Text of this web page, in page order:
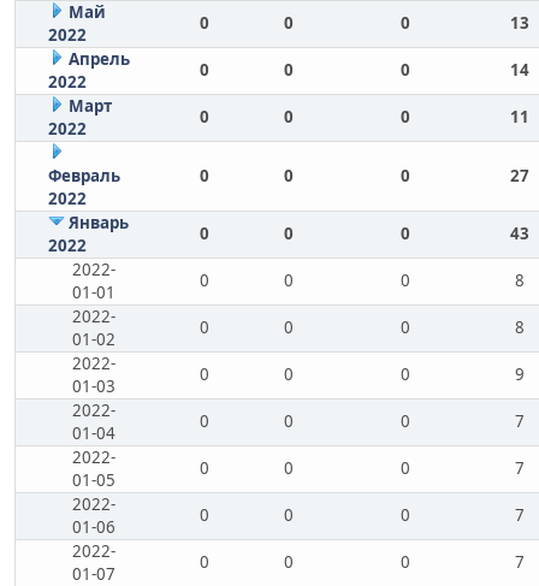
Май
2022
0 0 0
13
Апрель
2022
0 0 0
14
Март
2022
0 0 0 11
Февраль
2022
0 0 0 27
Январь
2022
0 0 0
43
2022-
01-01
0 0 0
8
2022-
01-02
0 0 0
8
2022-
01-03
0 0 0
9
2022-
01-04
0 0 0
7
2022-
01-05
0 0 0
7
2022-
01-06
0 0 0
7
2022-
01-07
0 0 0
7